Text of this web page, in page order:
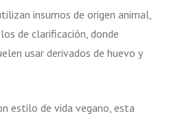
insumos de origen animal,
de clarificación, donde
usar derivados de huevo y
estilo de vida vegano, esta